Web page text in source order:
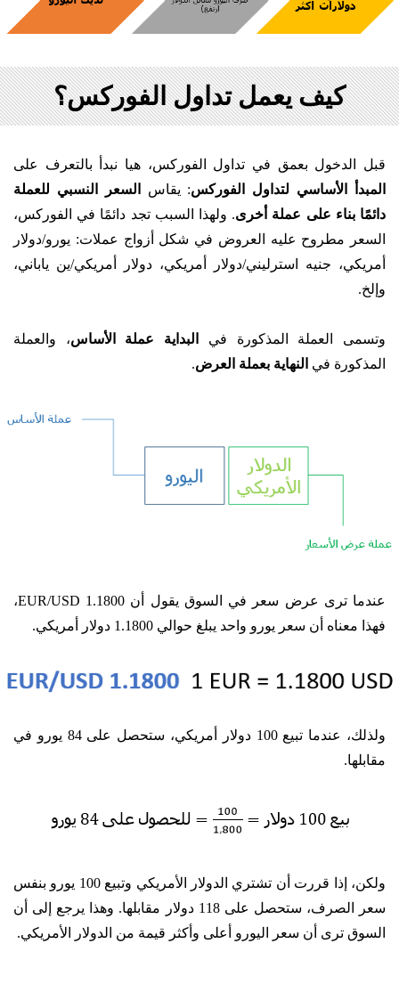
كيف يعمل تداول الفوركس؟
قبل الدخول بعمق في تداول الفوركس، هيا نبدأ بالتعرف على
المبدأ الأساسي لتداول الفوركس: يقاس
السعر النسبي للعملة
دائمًا بناء على عملة أخرى. ولهذا السبب تجد دائمًا في الفوركس،
السعر مطروح عليه العروض في شكل أزواج عملات: يورو/دولار
أمريكي، جنيه استرليني/دولار أمريكي، دولار أمريكي/ين ياباني،
وإلخ.
وتسمى العملة المذكورة في البداية عملة الأساس، والعملة
المذكورة في النهاية بعملة العرض.
عندما ترى عرض سعر في السوق يقول أن EUR/USD 1.1800،
فهذا معناه أن سعر يورو واحد يبلغ حوالي 1.1800 دولار أمريكي.
ولذلك، عندما تبيع 100 دولار أمريكي، ستحصل على 84 يورو في
مقابلها.
ولكن، إذا قررت أن تشتري الدولار الأمريكي وتبيع 100 يورو بنفس
سعر الصرف، ستحصل على 118 دولار مقابلها. وهذا يرجع إلى أن
السوق ترى أن سعر اليورو أعلى وأكثر قيمة من الدولار الأمريكي.